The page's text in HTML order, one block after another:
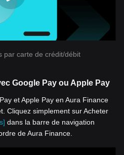
par carte de crédit/débit
Google Pay ou Apple Pay
et Apple Pay en Aura Finance
Cliquez simplement sur Acheter
dans la barre de navigation
de Aura Finance.